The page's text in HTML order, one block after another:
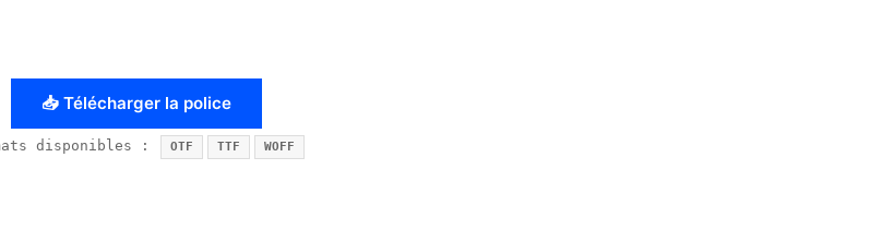
📥 Télécharger la police
disponibles : OTF TTF WOFF